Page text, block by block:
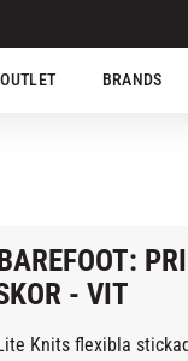
OUTLET BRANDS
- VIT
Knits flexibla